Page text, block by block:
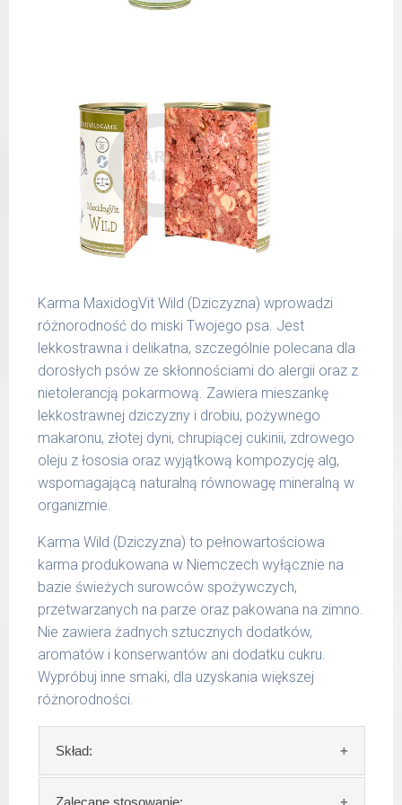
25 kg
26 -
35 kg
800 g
50 kg
1000 g
51 -
65 kg
1200 g
Podane liczby są wartościami orientacyjnymi.
Indywidualne potrzeby zależne są od rasy,
aktywności, warunków hodowli oraz innych
czynników.
Waga netto/Nr art.: 200 g/1001 | 400
g/1017 | 800 g/1025
Karma MaxidogVit Wild (Dziczyzna) wprowadzi
różnorodność do miski Twojego psa. Jest
lekkostrawna i delikatna, szczególnie polecana dla
dorosłych psów ze skłonnościami do alergii oraz z
nietolerancją pokarmową. Zawiera mieszankę
lekkostrawnej dziczyzny i drobiu, pożywnego
makaronu, złotej dyni, chrupiącej cukinii, zdrowego
oleju z łososia oraz wyjątkową kompozycję alg,
wspomagającą naturalną równowagę mineralną w
organizmie.
Karma Wild (Dziczyzna) to pełnowartościowa
karma produkowana w Niemczech wyłącznie na
bazie świeżych surowców spożywczych,
przetwarzanych na parze oraz pakowana na zimno.
Nie zawiera żadnych sztucznych dodatków,
aromatów i konserwantów ani dodatku cukru.
Wypróbuj inne smaki, dla uzyskania większej
różnorodności.
Skład:
Skład:mięso i produkty pochodzenia
Zalecane stosowanie: